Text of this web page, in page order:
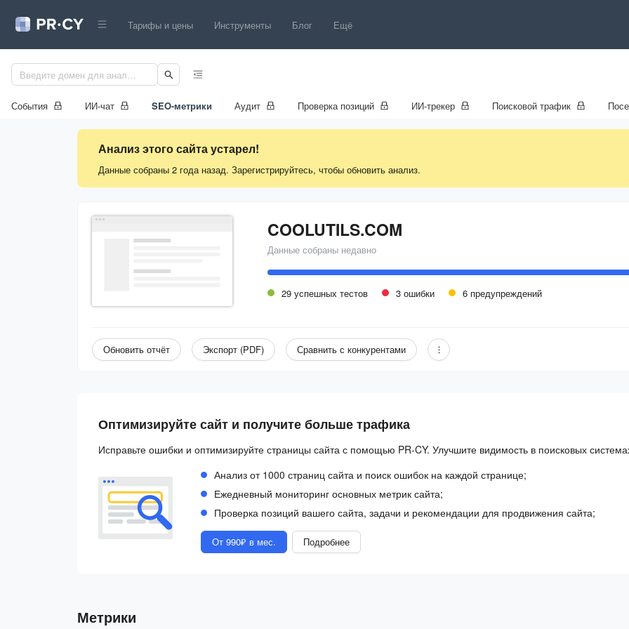
Тарифы и цены Инструменты Блог Ещё
События ИИ-чат SEO-метрики Аудит Проверка позиций ИИ-трекер Поисковой трафик
Анализ этого сайта устарел!
Данные собраны 2 года назад. Зарегистрируйтесь, чтобы обновить анализ.
COOLUTILS.COM
Данные собраны недавно
29 успешных тестов 3 ошибки 6 предупреждений
Обновить отчёт Экспорт (PDF) Сравнить с конкурентами
Оптимизируйте сайт и получите больше трафика
Исправьте ошибки и оптимизируйте страницы сайта с помощью PR-CY. Улучшите видимость в поисковых
Анализ от 1000 страниц сайта и поиск ошибок на каждой странице;
Ежедневный мониторинг основных метрик сайта;
Проверка позиций вашего сайта, задачи и рекомендации для продвижения сайта;
От 990₽ в мес. Подробнее
Метрики